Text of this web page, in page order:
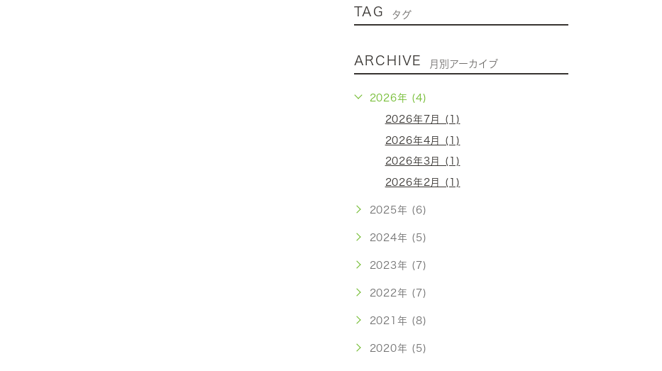
TAG タグ
ARCHIVE 月別アーカイブ
2026年 (4)
2026年7月 (1)
2026年4月 (1)
2026年3月 (1)
2026年2月 (1)
2025年 (6)
2024年 (5)
2023年 (7)
2022年 (7)
2021年 (8)
2020年 (5)